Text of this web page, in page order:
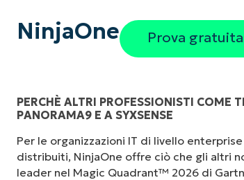
NinjaOne Prova gratuita
PERCHÈ ALTRI PROFESSIONISTI COME
PANORAMA9 E A SYXSENSE
Per le organizzazioni IT di livello
distribuiti, NinjaOne offre ciò che gli altri
leader nel Magic Quadrant™ 2026 di
"Prima avevo bisogno di 10-
NinjaOne fa nella sua
le nostre giornate lavorative."